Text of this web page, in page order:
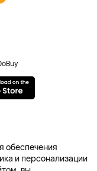
данных
обеспечения
и персонализации